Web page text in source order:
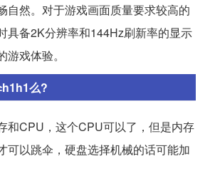
自然。对于游戏画面质量要求较高的
具备2K分辨率和144Hz刷新率的显示
戏体验。
么?
和CPU，这个CPU可以了，但是内存
可以跳伞，硬盘选择机械的话可能加